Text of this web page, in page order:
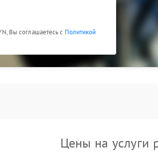
Вы соглашаетесь с Политикой
Цены на услуги